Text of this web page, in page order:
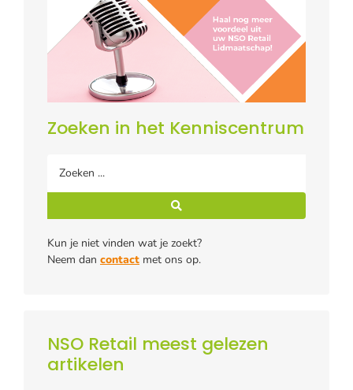
Zoeken in het Kenniscentrum
Kun je niet vinden wat je zoekt?
Neem dan contact met ons op.
NSO Retail meest gelezen
artikelen